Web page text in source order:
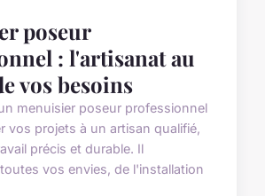
poseur
: l'artisanat au
vos besoins
menuisier poseur professionnel
vos projets à un artisan qualifié,
précis et durable. Il
vos envies, de l'installation